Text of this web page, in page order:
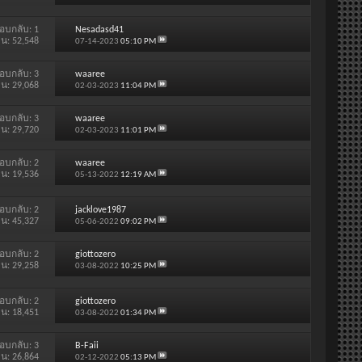
บกลับ: 1
: 52,548
Nesadasd41
07-14-2023 05:10 PM
บกลับ: 3
: 29,068
waaree
02-03-2023 11:04 PM
บกลับ: 3
: 29,720
waaree
02-03-2023 11:01 PM
บกลับ:2
: 19,536
waaree
05-13-2022 12:19 AM
บกลับ:2
: 45,327
jacklove1987
05-06-2022 09:02 PM
บกลับ:2
: 29,258
giottozero
03-08-2022 10:25 PM
บกลับ:2
: 18,451
giottozero
03-08-2022 01:34 PM
บกลับ: 3
: 26,864
B-Faii
02-12-2022 05:13 PM